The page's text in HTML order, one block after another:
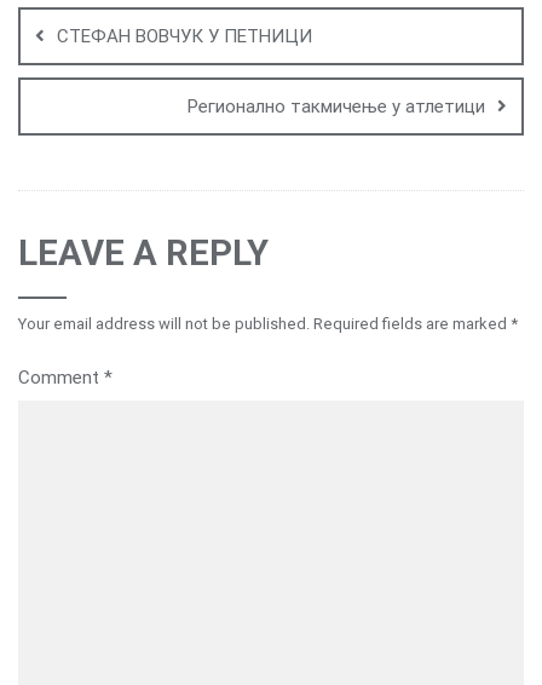
navigation
СТЕФАН ВОВЧУК У ПЕТНИЦИ
Pегионално такмичење у атлетици
LEAVE A REPLY
Your email address will not be published. Required fields are marked *
Comment *